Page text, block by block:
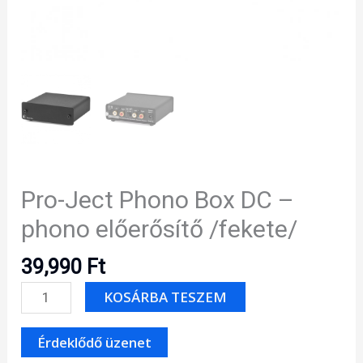
Pro-Ject Phono Box DC –
phono előerősítő /fekete/
39,990 Ft
Pro-
Ject
Phono
Box
KOSÁRBA TESZEM